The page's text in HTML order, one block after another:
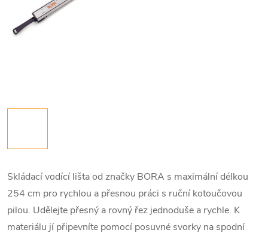
Skládací vodící lišta od značky BORA s maximální délkou
254 cm pro rychlou a přesnou práci s ruční kotoučovou
pilou. Udělejte přesný a rovný řez jednoduše a rychle. K
materiálu jí připevníte pomocí posuvné svorky na spodní